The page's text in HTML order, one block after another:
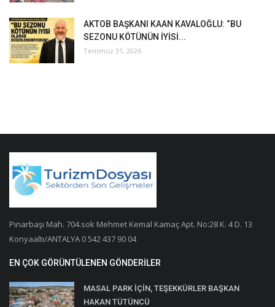
AKTOB BAŞKANI KAAN KAVALOĞLU: “BU
SEZONU KÖTÜNÜN İYİSİ...
Temmuz 31, 2026
Pınarbaşı Mah. 704.sok Mehmet Kemal Kamaç Apt. No:28 K. 4 D. 13
Konyaaltı/ANTALYA 0 542 437 90 04
EN ÇOK GÖRÜNTÜLENEN GÖNDERILER
MASAL PARK İÇİN, TEŞEKKÜRLER BAŞKAN
HAKAN TÜTÜNCÜ